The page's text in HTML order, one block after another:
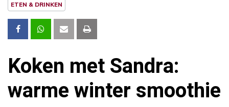
ETEN & DRINKEN
Koken met Sandra:
warme winter smoothie